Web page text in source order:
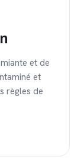
et de
et
règles de